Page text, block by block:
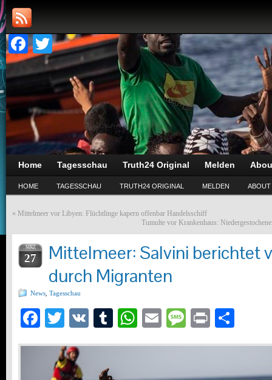
Facebook
Twitter
Home Tagesschau Truth24 Original Melden
HOME TAGESSCHAU TRUTH24 ORIGINAL MELDEN ABOUT
« Mittelmeer vor Libyen: Flüchtlinge kapern offenbar Handelsschiff
Tumulte vor Krankenhaus:
MRZ
27
Mittelmeer: Salvini berichtet
durch Migranten
News Tagesschau
Facebook
Twitter
VK Tumblr
WhatsApp
EmailMessage
Print